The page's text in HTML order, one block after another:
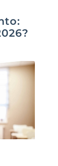
sia
è
di
è